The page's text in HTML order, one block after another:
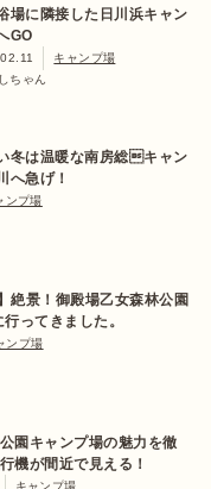
場に隣接した日川浜キャン
GO
キャンプ場
ちゃん
冬は温暖な南房総キャン
へ急げ！
ンプ場
絶景！御殿場乙女森林公園
ってきました。
ンプ場
園キャンプ場の魅力を徹
機が間近で見える！
キャンプ場